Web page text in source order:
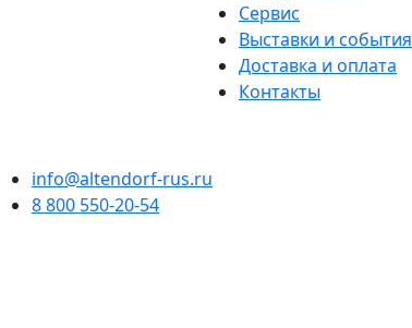
Сервис
Выставки и события
Доставка и оплата
Контакты
info@altendorf-rus.ru
8 800 550-20-54